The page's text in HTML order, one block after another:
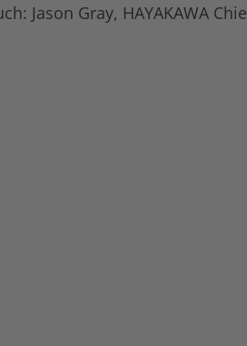
Jason Gray, HAYAKAWA Chie